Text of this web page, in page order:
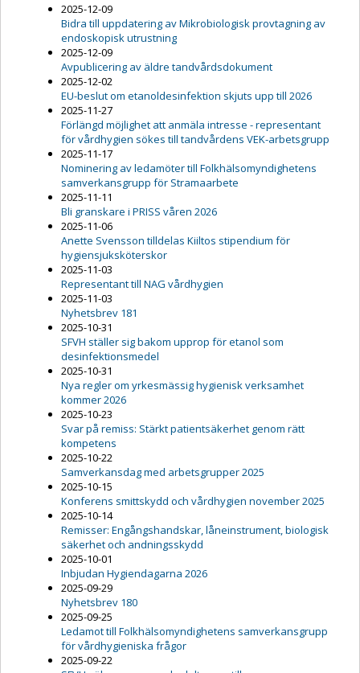
2025-12-09
Bidra till uppdatering av Mikrobiologisk provtagning av
endoskopisk utrustning
2025-12-09
Avpublicering av äldre tandvårdsdokument
2025-12-02
EU-beslut om etanoldesinfektion skjuts upp till 2026
2025-11-27
Förlängd möjlighet att anmäla intresse - representant
för vårdhygien sökes till tandvårdens VEK-arbetsgrupp
2025-11-17
Nominering av ledamöter till Folkhälsomyndighetens
samverkansgrupp för Stramaarbete
2025-11-11
Bli granskare i PRISS våren 2026
2025-11-06
Anette Svensson tilldelas Kiiltos stipendium för
hygiensjuksköterskor
2025-11-03
Representant till NAG vårdhygien
2025-11-03
Nyhetsbrev 181
2025-10-31
SFVH ställer sig bakom upprop för etanol som
desinfektionsmedel
2025-10-31
Nya regler om yrkesmässig hygienisk verksamhet
kommer 2026
2025-10-23
Svar på remiss: Stärkt patientsäkerhet genom rätt
kompetens
2025-10-22
Samverkansdag med arbetsgrupper 2025
2025-10-15
Konferens smittskydd och vårdhygien november 2025
2025-10-14
Remisser: Engångshandskar, låneinstrument, biologisk
säkerhet och andningsskydd
2025-10-01
Inbjudan Hygiendagarna 2026
2025-09-29
Nyhetsbrev 180
2025-09-25
Ledamot till Folkhälsomyndighetens samverkansgrupp
för vårdhygieniska frågor
2025-09-22